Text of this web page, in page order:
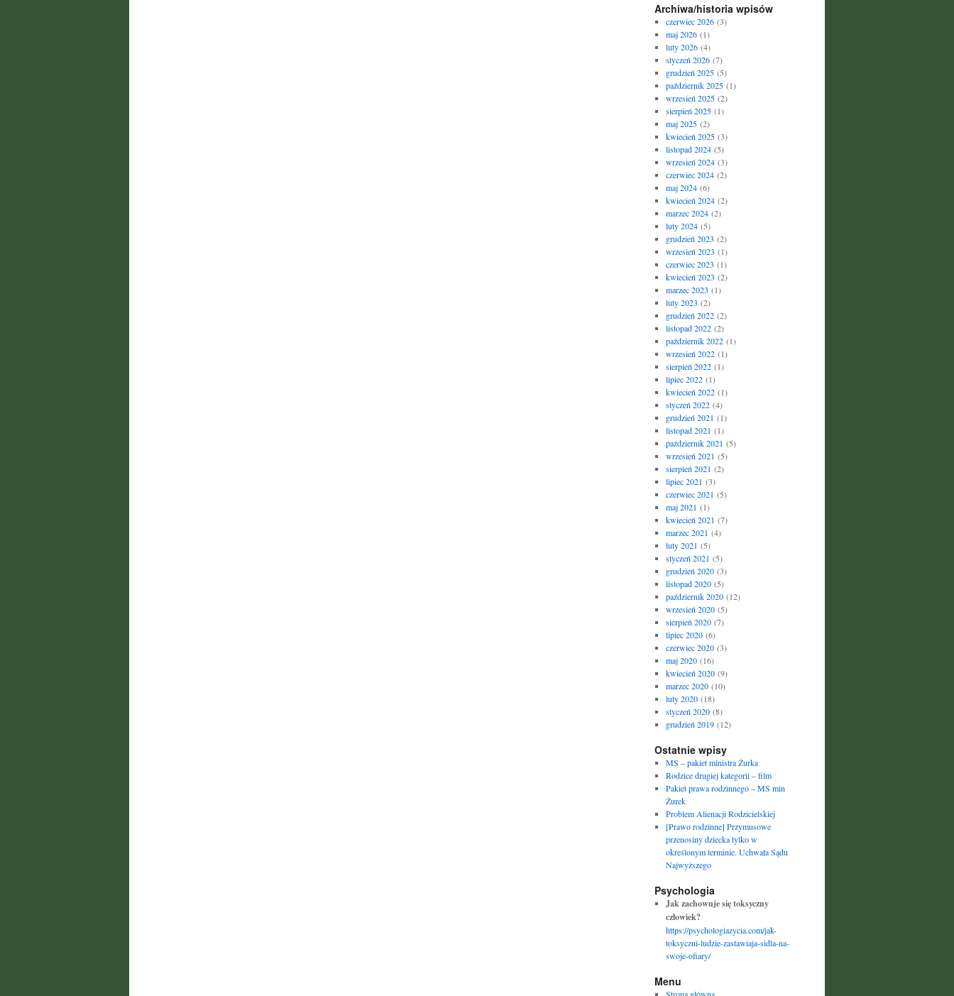
Archiwa/historia wpisów
czerwiec 2026(3)
maj 2026(1)
luty 2026(4)
styczeń 2026(7)
grudzień 2025(5)
październik 2025(1)
wrzesień 2025(2)
sierpień 2025(1)
maj 2025(2)
kwiecień 2025(3)
listopad 2024(5)
wrzesień 2024(3)
czerwiec 2024(2)
maj 2024(6)
kwiecień 2024(2)
marzec 2024(2)
luty 2024(5)
grudzień 2023 (2)
wrzesień 2023 (1)
czerwiec 2023 (1)
kwiecień 2023 (2)
marzec 2023 (1)
luty 2023 (2)
grudzień 2022(2)
listopad 2022(2)
październik 2022(1)
wrzesień 2022(1)
sierpień 2022(1)
lipiec 2022(1)
kwiecień 2022(1)
styczeń 2022(4)
grudzień 2021 (1)
listopad 2021 (1)
październik 2021 (5)
wrzesień 2021 (5)
sierpień 2021 (2)
lipiec 2021 (3)
czerwiec 2021 (5)
maj 2021 (1)
kwiecień 2021 (7)
marzec 2021 (4)
luty 2021 (5)
styczeń 2021 (5)
grudzień 2020(3)
listopad 2020(5)
październik 2020(12)
wrzesień 2020(5)
sierpień 2020(7)
lipiec 2020(6)
czerwiec 2020(3)
maj 2020(16)
kwiecień 2020(9)
marzec 2020(10)
luty 2020(18)
styczeń 2020(8)
grudzień 2019(12)
Ostatnie wpisy
MS – pakiet ministra Żurka
Rodzice drugiej kategorii – film
Pakiet prawa rodzinnego – MS min
Żurek
Problem Alienacji Rodzicielskiej
[Prawo rodzinne] Przymusowe
przenosiny dziecka tylko w
określonym terminie. Uchwała Sądu
Najwyższego
Psychologia
Jak zachowuje się toksyczny
człowiek?
https://psychologiazycia.com/jak-
toksyczni-ludzie-zastawiaja-sidla-na-
swoje-ofiary/
Menu